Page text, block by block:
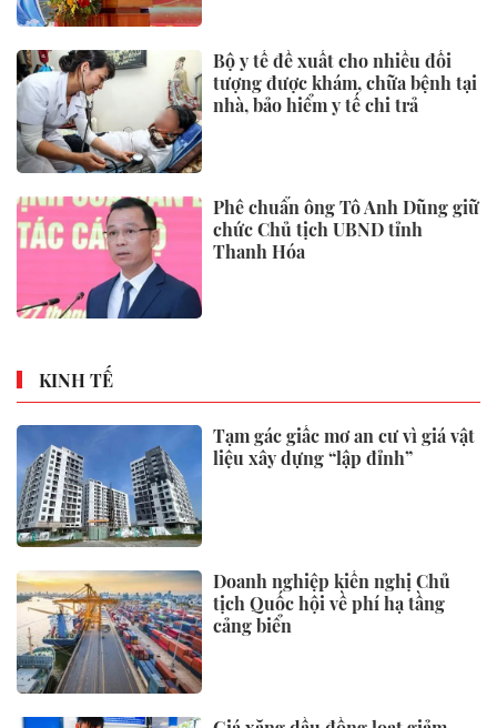
Theo chân những người giữ lửa
Gia Lai rực sáng trong đêm hội
tinh hoa võ cổ truyền Việt Nam
Dự báo thời tiết 3/8/2026: Miền
Bắc liên tiếp đón mưa rất to,
cảnh báo thời tiết cực đoan